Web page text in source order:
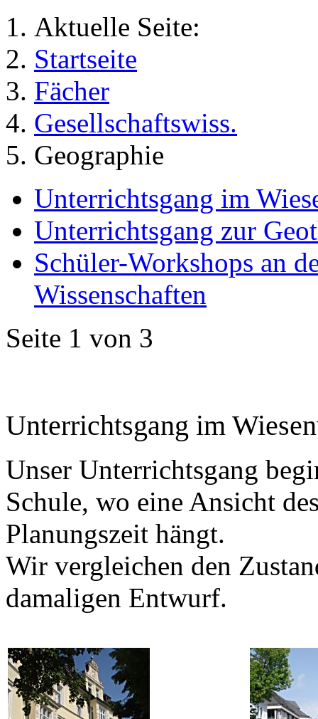
Aktuelle Seite:
Startseite
Fächer
Gesellschaftswiss.
Geographie
Unterrichtsgang im
Unterrichtsgang zur
Schüler-Workshops an
Wissenschaften
Seite 1 von 3
Unterrichtsgang im
Unser Unterrichtsgang
Schule, wo eine Ansicht
Planungszeit hängt.
Wir vergleichen den
damaligen Entwurf.